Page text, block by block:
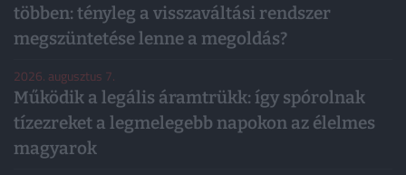
többen: tényleg a visszaváltási rendszer
megszüntetése lenne a megoldás?
2026. augusztus 7.
Működik a legális áramtrükk: így spórolnak
tízezreket a legmelegebb napokon az élelmes
magyarok